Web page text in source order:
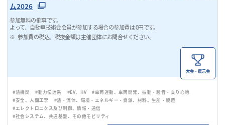
ム2026
参加無料の催事です。
よって、自動車技術会会員が参加する場合の参加費は 0円です。
参加費の税込、税抜金額は主催団体にお問合せください。
大会・展示会
#熱機関 #動力伝達系 #EV、HV
#車両運動、車両開発、振動・騒音・乗り心地
#安全、人間工学
#熱・流体、環境・エネルギー・資源、材料、生産・製造
#エレクトロニクス及び制御、情報・通信
#社会システム、共通基盤、その他モビリティ